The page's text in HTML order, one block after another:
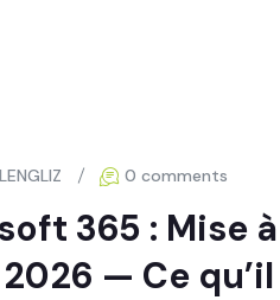
0 comments
365 : Mise
— Ce